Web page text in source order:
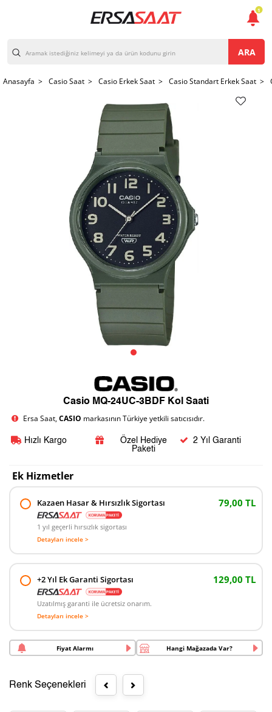
ARA
Anasayfa > Casio Saat > Casio Erkek Saat > Casio Standart Erkek Saat >
Casio MQ-24UC-3BDF Kol Saati
Ersa Saat,CASIO markasının Türkiye yetkili satıcısıdır.
Hızlı Kargo
Özel Hediye
Paketi
2 Yıl Garanti
Ek Hizmetler
Kazaen Hasar & Hırsızlık Sigortası 79,00 TL
1 yıl geçerli hırsızlık sigortası
Detayları incele >
+2 Yıl Ek Garanti Sigortası 129,00 TL
Uzatılmış garanti ile ücretsiz onarım.
Detayları incele >
Fiyat Alarmı Hangi Mağazada Var?
Renk Seçenekleri
1